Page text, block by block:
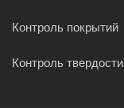
Контроль покрытий
Контроль твердости